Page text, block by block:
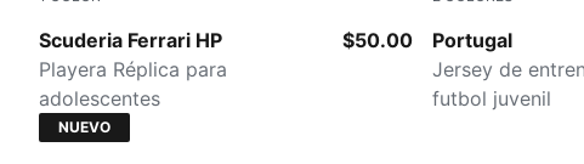
Scuderia Ferrari HP
PUMA Red
Playera Réplica para
adolescentes
$50.00
NUEVO
Portugal
Ocean Tropic-
Jersey de
futbol juvenil